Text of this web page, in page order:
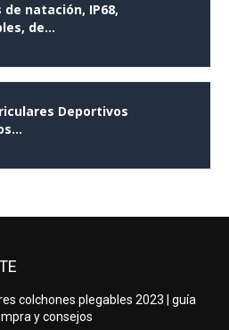
natación, IP68,
de...
Deportivos
colchones plegables 2023 | guía
y consejos